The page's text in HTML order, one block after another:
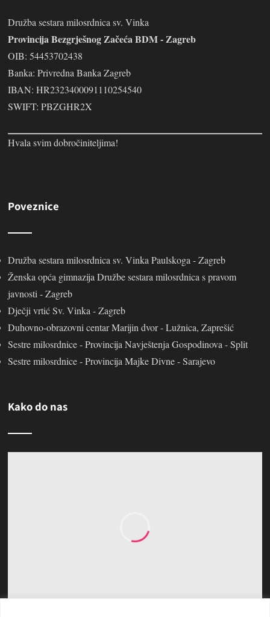
Družba sestara milosrdnica sv. Vinka
Provincija Bezgrješnog Začeća BDM - Zagreb
OIB: 54453702438
Banka: Privredna Banka Zagreb
IBAN: HR2323400091110254540
SWIFT: PBZGHR2X
Hvala svim dobročiniteljima!
Poveznice
Družba sestara milosrdnica sv. Vinka Paulskoga - Zagreb
Ženska opća gimnazija Družbe sestara milosrdnica s pravom
javnosti - Zagreb
Dječji vrtić Sv. Vinka - Zagreb
Duhovno-obrazovni centar Marijin dvor - Lužnica, Zaprešić
Sestre milosrdnice - Provincija Navještenja Gospodinova - Split
Sestre milosrdnice - Provincija Majke Divne - Sarajevo
Kako do nas